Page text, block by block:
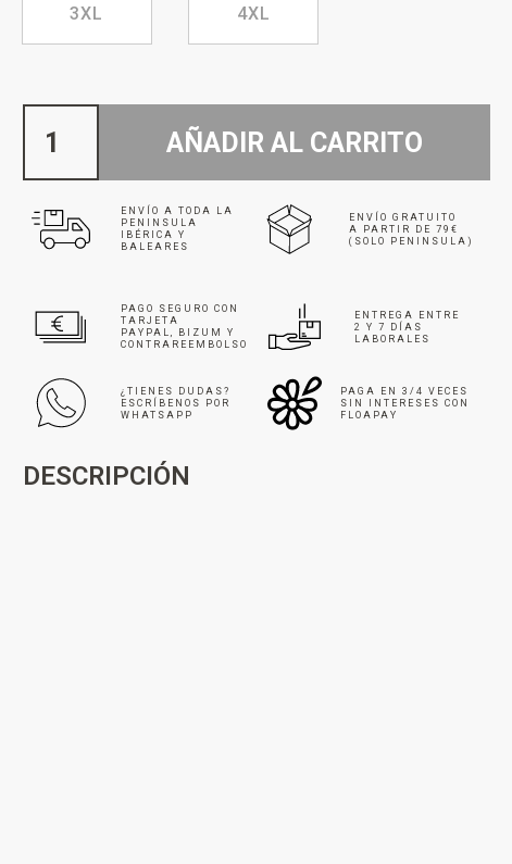
3XL 4XL
AÑADIR AL CARRITO
ENVÍO A TODA LA
PENINSULA
IBÉRICA Y
BALEARES
ENVÍO GRATUITO
A PARTIR DE 79€
(SOLO PENINSULA)
PAGO SEGURO CON
TARJETA
PAYPAL, BIZUM Y
CONTRAREEMBOLSO
ENTREGA ENTRE
2 Y 7 DÍAS
LABORALES
¿TIENES DUDAS?
ESCRÍBENOS POR
WHATSAPP
PAGA EN 3/4 VECES
SIN INTERESES CON
FLOAPAY
DESCRIPCIÓN